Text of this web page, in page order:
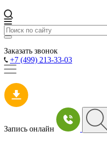
Заказать звонок
+7 (499) 213-33-03
Запись онлайн